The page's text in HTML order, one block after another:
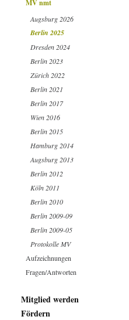
MV nmt
Augsburg 2026
Berlin 2025
Dresden 2024
Berlin 2023
Zürich 2022
Berlin 2021
Berlin 2017
Wien 2016
Berlin 2015
Hamburg 2014
Augsburg 2013
Berlin 2012
Köln 2011
Berlin 2010
Berlin 2009-09
Berlin 2009-05
Protokolle MV
Aufzeichnungen
Fragen/Antworten
Mitglied werden
Fördern